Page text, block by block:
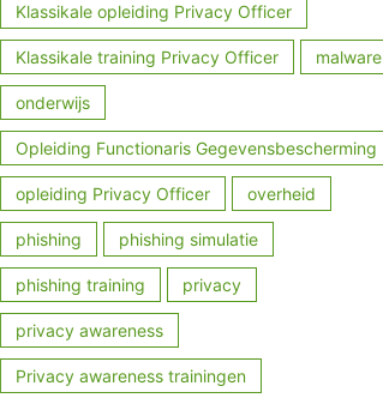
Klassikale opleiding Privacy Officer
Klassikale training Privacy Officer malware
onderwijs
Opleiding Functionaris Gegevensbescherming
opleiding Privacy Officer overheid
phishing phishing simulatie
phishing training privacy
privacy awareness
Privacy awareness trainingen